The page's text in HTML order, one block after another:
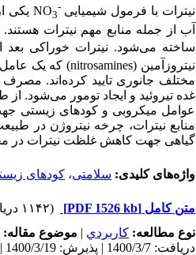
نیترات با فرمول شیمیایی NO3
-
یکی
آب از جمله منابع مهم نیترات
ساخته می‌شود. نیترات خوراکی بعد
نیتروزآمین (nitrosamines) که یک عامل
مختلف جانوری تایید کرده‌اند.
غده تیروئید و ایجاد تومور می‌شود.
عوامل میکروبی و کودهای زیستی
منابع نیترات، چرخه نیتروژن در
گیاهی جهت کاهش غلظت نیترات در
واژه‌های کلیدی: سلامتی، کودهای
متن کامل [PDF 1526 kb]
(۱۱۴۲ دریافت)
نوع مطالعه: كاربردي | موضوع مقاله:
دریافت: 1400/3/7 | پذیرش: 1400/3/19 | انتشار: 1400/6/10